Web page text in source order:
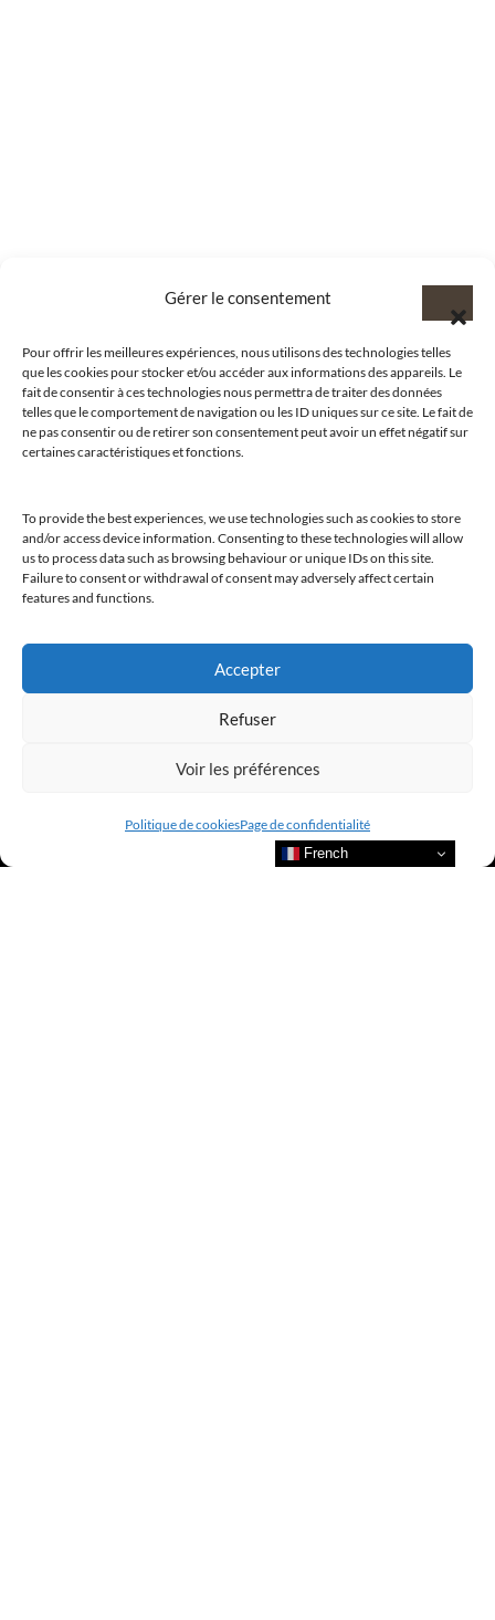
Gérer le consentement
Pour offrir les meilleures expériences, nous utilisons des technologies telles
que les cookies pour stocker et/ou accéder aux informations des appareils. Le
fait de consentir à ces technologies nous permettra de traiter des données
telles que le comportement de navigation ou les ID uniques sur ce site. Le fait de
ne pas consentir ou de retirer son consentement peut avoir un effet négatif sur
certaines caractéristiques et fonctions.
To provide the best experiences, we use technologies such as cookies to store
and/or access device information. Consenting to these technologies will allow
us to process data such as browsing behaviour or unique IDs on this site.
Failure to consent or withdrawal of consent may adversely affect certain
features and functions.
Accepter
Refuser
Voir les préférences
Politique de cookiesPage de confidentialité
@clubamilcar
French